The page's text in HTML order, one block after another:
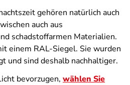
gehören natürlich auch
auch aus
schadstoffarmen Materialien.
einem RAL-Siegel. Sie wurden
und sind deshalb nachhaltiger.
bevorzugen, wählen Sie